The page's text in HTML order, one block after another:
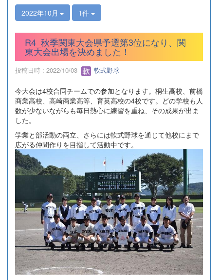
2022年10月 1件
R4_秋季関東大会県予選第3位になり、関
東大会出場を決めました！
投稿日時 : 2022/10/03 軟式野球
今大会は4校合同チームでの参加となります。桐生高校、前橋
商業高校、高崎商業高等、育英高校の4校です。どの学校も人
数が少ないながらも毎日熱心に練習を重ね、その成果が出ま
した。
学業と部活動の両立、さらには軟式野球を通じて他校にまで
広がる仲間作りを目指して活動中です。